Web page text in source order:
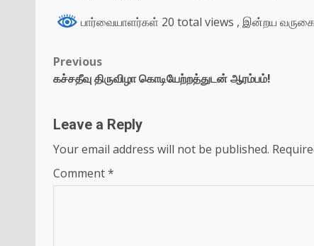
பார்வையாளர்கள் 20 total views , இன்றய
Previous
கச்சதீவு திருவிழா கொடியேற்றத்துடன் ஆரம்பம்!
Leave a Reply
Your email address will not be published.
Comment*